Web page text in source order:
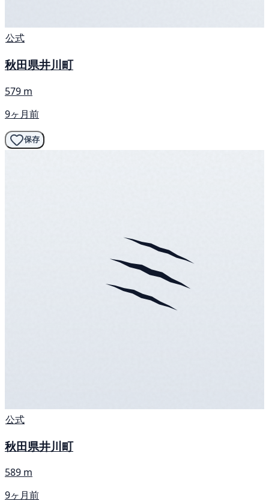
公式
秋田県井川町
579 m
9ヶ月前
保存
公式
秋田県井川町
589 m
9ヶ月前